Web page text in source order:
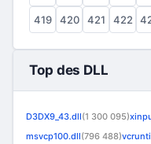
419 420 421 422
Top des DLL
D3DX9_43.dll(1 300 095)
msvcp100.dll(796 488)